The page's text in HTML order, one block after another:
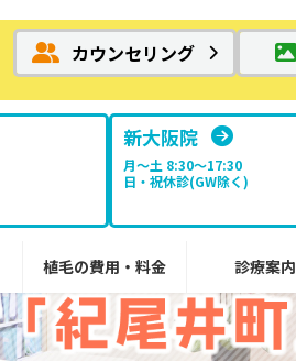
カウンセリング
新大阪院
月～土 8:30〜17:30
日・祝休診(GW除く)
植毛の費用・料金 診療案内